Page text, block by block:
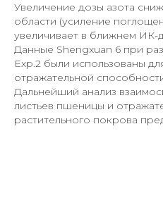
Увеличение дозы азота
области (усиление
увеличивает в ближнем ИК-
Данные Shengxuan 6 при
Exp.2 были использованы
отражательной
Дальнейший анализ
листьев пшеницы и
растительного покрова